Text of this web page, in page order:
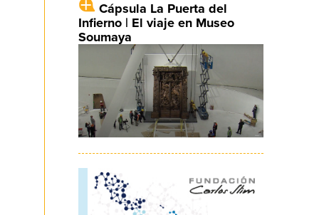
Cápsula La Puerta del
Infierno | El viaje en Museo
Soumaya